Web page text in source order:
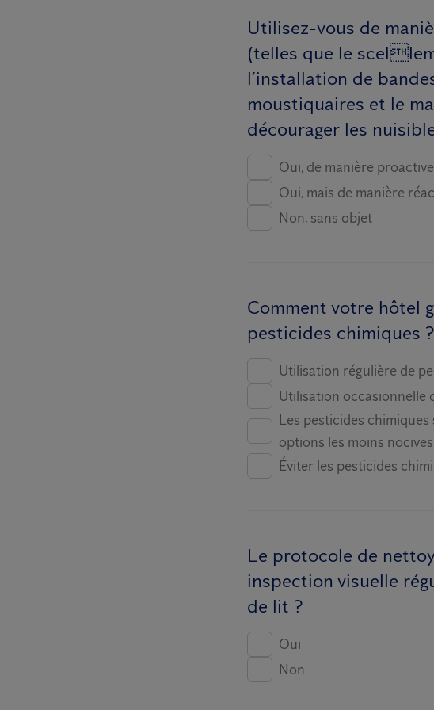
Utilisez-vous de
(telles que le
l’installation de
moustiquaires et le
décourager les
Oui, de manière proactive
Oui, mais de manière
Non, sans objet
Comment votre hôtel
pesticides chimiques ?
Utilisation régulière de
Utilisation occasionnelle
Les pesticides
options les moins nocives
Éviter les pesticides
Le protocole de
inspection visuelle
de lit ?
Oui
Non